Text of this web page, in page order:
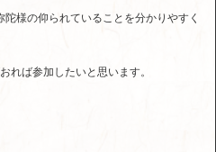
様の仰られていることを分かりやすく
れば参加したいと思います。